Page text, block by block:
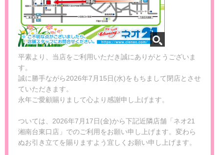
平素より、当店をご利用いただき誠にありがとうございま
す。
誠に勝手ながら2026年7月15日(水)をもちまして閉店とさせ
ていただきます。
永年ご愛顧賜りまして心より感謝申し上げます。
ついては、2026年7月17日(金)から下記近隣店舗「ネオ21
湘南台東口店」でのご利用をお願い申し上げます。変わら
ぬお引き立てを賜りますよう宜しくお願い申し上げます。